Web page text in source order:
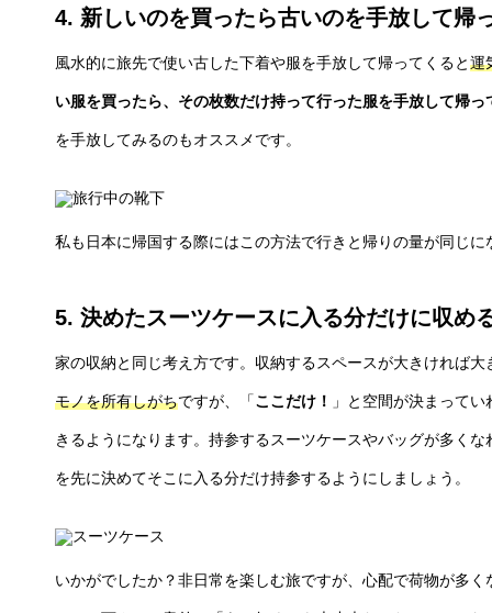
4. 新しいのを買ったら古いのを手放して帰
風水的に旅先で使い古した下着や服を手放して帰ってくると運
い服を買ったら、その枚数だけ持って行った服を手放して帰っ
を手放してみるのもオススメです。
私も日本に帰国する際にはこの方法で行きと帰りの量が同じ
5. 決めたスーツケースに入る分だけに収め
家の収納と同じ考え方です。収納するスペースが大きければ大
モノを所有しがちですが、「ここだけ！ 」と空間が決まって
きるようになります。持参するスーツケースやバッグが多く
を先に決めてそこに入る分だけ持参するようにしましょう。
いかがでしたか？非日常を楽しむ旅ですが、心配で荷物が多